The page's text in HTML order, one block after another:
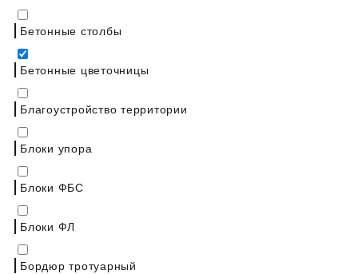
Бетонные столбы
Бетонные цветочницы
Благоустройство территории
Блоки упора
Блоки ФБС
Блоки ФЛ
Бордюр тротуарный